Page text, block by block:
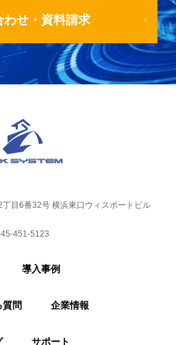
わせ・資料請求
目6番32号 横浜東口ウィスポートビル
451-5123
導入事例
質問 企業情報
サポート